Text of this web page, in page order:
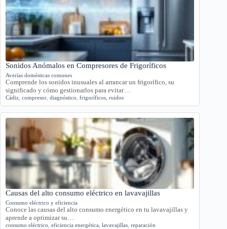
Sonidos Anómalos en Compresores de Frigoríficos
Averías domésticas comunes
Comprende los sonidos inusuales al arrancar un frigorífico, su
significado y cómo gestionarlos para evitar…
Cádiz compresor diagnóstico frigoríficos ruidos
Causas del alto consumo eléctrico en lavavajillas
Consumo eléctrico y eficiencia
Conoce las causas del alto consumo energético en tu lavavajillas y
aprende a optimizar su…
consumo eléctrico eficiencia energética lavavajillas reparación